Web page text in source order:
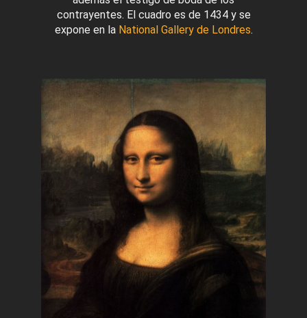
contrayentes. El cuadro es de 1434 y se
expone en la National Gallery de Londres.